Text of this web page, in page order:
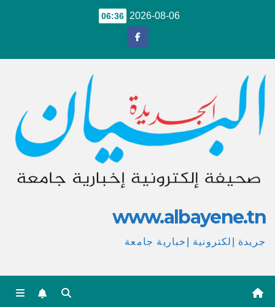
2026-08-06
06:36
www.albayene.tn
جريدة إلكترونية إخبارية جامعة